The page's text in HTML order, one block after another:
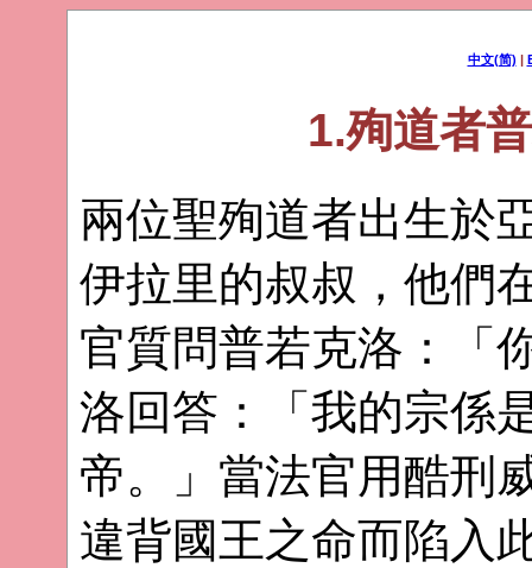
中文(简) |
1.殉道者
兩位聖殉道者出生於
伊拉里的叔叔，他們
官質問普若克洛：「
洛回答：「我的宗係
帝。」當法官用酷刑
違背國王之命而陷入